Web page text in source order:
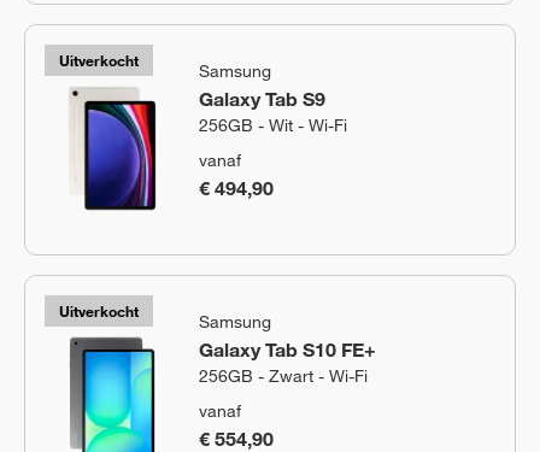
Uitverkocht Samsung
Galaxy Tab S9
256GB - Wit - Wi-Fi
vanaf
€ 494,90
Uitverkocht Samsung
Galaxy Tab S10 FE+
256GB - Zwart - Wi-Fi
vanaf
€ 554,90